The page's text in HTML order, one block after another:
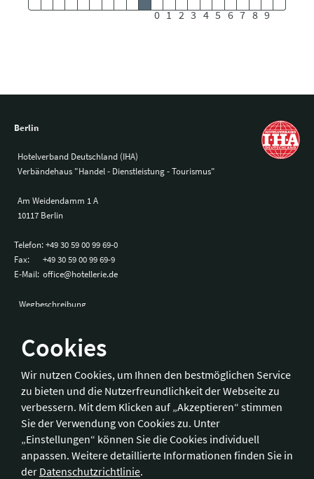
Cookies
Wir nutzen Cookies, um Ihnen den bestmöglichen Service
zu bieten und die Nutzerfreundlichkeit der Webseite zu
verbessern. Mit dem Klicken auf „Akzeptieren“ stimmen
Sie der Verwendung von Cookies zu. Unter
„Einstellungen“ können Sie die Cookies individuell
anpassen. Weitere detaillierte Informationen finden Sie in
der Datenschutzrichtlinie.
0 1 2 3 4 5 6 7 8 9
Berlin
Hotelverband Deutschland (IHA)
Verbändehaus "Handel - Dienstleistung - Tourismus"
Am Weidendamm 1 A
10117 Berlin
Telefon:+49 30 59 00 99 69-0
Fax:
+49 30 59 00 99 69-9
E-Mail: office@hotellerie.de
Wegbeschreibung
Hotelverband Deutschland (IHA) / IHA-Service GmbH
Kronprinzenstraße 37
53173 Bonn
Telefon: